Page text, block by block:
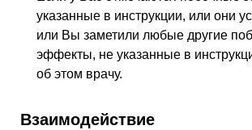
указанные в инструкции, или они
или Вы заметили любые другие
эффекты, не указанные в
об этом врачу.
Взаимодействие